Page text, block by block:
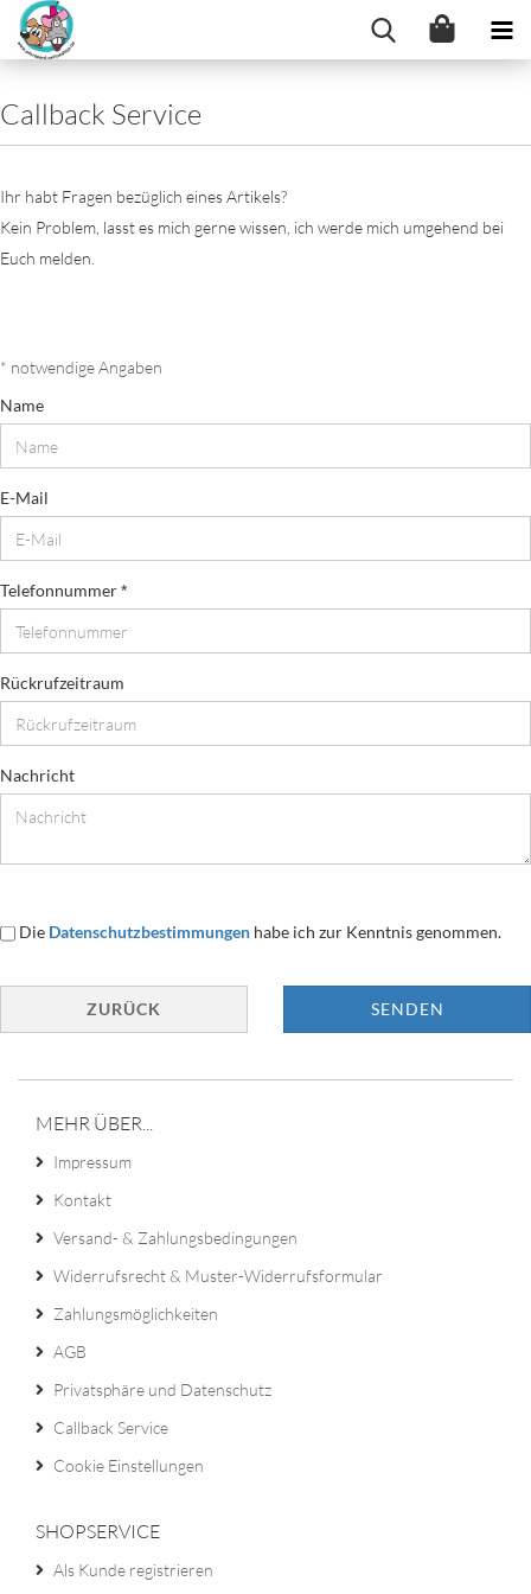
Callback Service
Ihr habt Fragen bezüglich eines Artikels?
Kein Problem, lasst es mich gerne wissen, ich werde mich umgehend bei
Euch melden.
SERVICE
* notwendige Angaben
Name
E-Mail
Telefonnummer
Rückrufzeitraum
Nachricht
DATENSCHUTZBESTIMMUNGEN
Die Datenschutzbestimmungen habe ich zur Kenntnis genommen.
ZURÜCK SENDEN
MEHR ÜBER...
Impressum
Kontakt
Versand- & Zahlungsbedingungen
Widerrufsrecht & Muster-Widerrufsformular
Zahlungsmöglichkeiten
AGB
Privatsphäre und Datenschutz
Callback Service
Cookie Einstellungen
SHOPSERVICE
Als Kunde registrieren